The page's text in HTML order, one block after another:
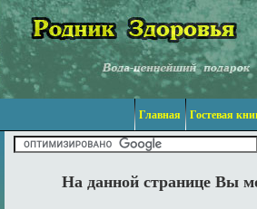
Главная Гостевая
На данной странице Вы